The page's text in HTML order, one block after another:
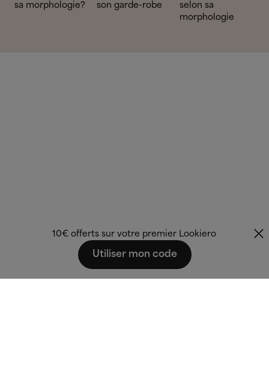
sa morphologie?
son garde-robe
selon sa
morphologie
10€ offerts sur votre premier Lookiero
Utiliser mon code